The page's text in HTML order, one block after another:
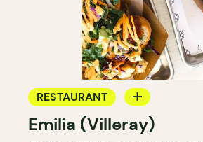
RESTAURANT
COMPTOIR
Emilia (Villeray)